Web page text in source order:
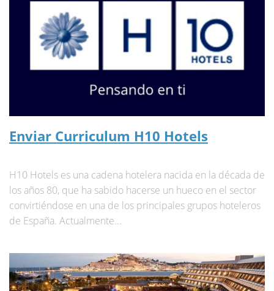
Enviar Curriculum H10 Hotels
H10 Hotels es una cadena hotelera nacida en la década de
los años 80, que ha sabido hacerse un hueco en el sector
convirtiéndose en una de los principales grupos hoteleros
de España. Actualmente...